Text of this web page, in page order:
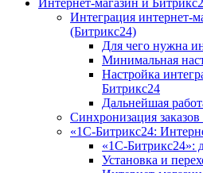
Интернет-магазин и
Интеграция интернет-
(Битрикс24)
Для чего нужна
Минимальная
Настройка
Битрикс24
Дальнейшая
Синхронизация заказов
«1С-Битрикс24:
«1С-Битрикс24»:
Установка и